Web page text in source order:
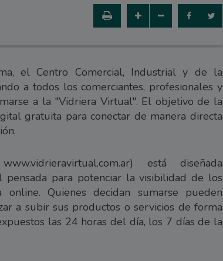
el Centro Comercial, Industrial y de la
a todos los comerciantes, profesionales y
a la "Vidriera Virtual". El objetivo de la
gratuita para conectar de manera directa
está diseñada
para potenciar la visibilidad de los
Quienes decidan sumarse pueden
a subir sus productos o servicios de forma
las 24 horas del día, los 7 días de la